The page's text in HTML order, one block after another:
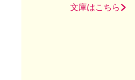
文庫はこちら